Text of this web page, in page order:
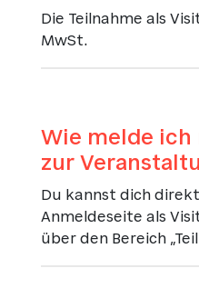
Die Teilnahme als
MwSt.
Wie melde
zur
Du kannst dich
Anmeldeseite als
über den Bereich